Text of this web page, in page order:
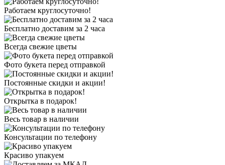
Работаем круглосуточно!
Бесплатно доставим за 2 часа
Всегда свежие цветы
Фото букета перед отправкой
Постоянные скидки и акции!
Открытка в подарок!
Весь товар в наличии
Консультации по телефону
Красиво упакуем